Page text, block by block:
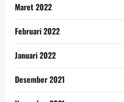
Maret 2022
Februari 2022
Januari 2022
Desember 2021